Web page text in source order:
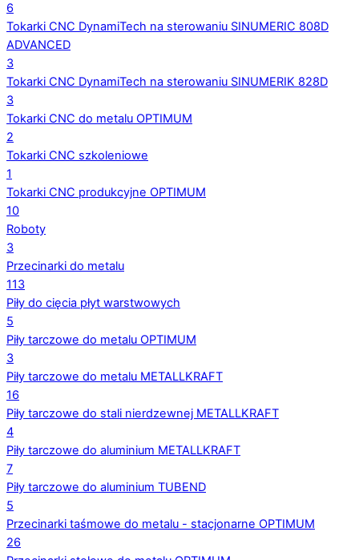
6
Tokarki CNC DynamiTech na sterowaniu SINUMERIC 808D
ADVANCED
3
Tokarki CNC DynamiTech na sterowaniu SINUMERIK 828D
3
Tokarki CNC do metalu OPTIMUM
2
Tokarki CNC szkoleniowe
1
Tokarki CNC produkcyjne OPTIMUM
10
Roboty
3
Przecinarki do metalu
113
Piły do cięcia płyt warstwowych
5
Piły tarczowe do metalu OPTIMUM
3
Piły tarczowe do metalu METALLKRAFT
16
Piły tarczowe do stali nierdzewnej METALLKRAFT
4
Piły tarczowe do aluminium METALLKRAFT
7
Piły tarczowe do aluminium TUBEND
5
Przecinarki taśmowe do metalu - stacjonarne OPTIMUM
26